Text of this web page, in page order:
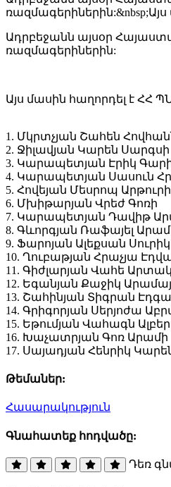
Ադրբեջանն այսօր
ռազմագերիներին:
Այս մասին հաղորդել է ՀՀ
1. Մկրտչյան Շահեն
2. Ջիլավյան Կարեն Սարգսի
3. Կարապետյան Էրիկ
4. Կարապետյան Սասուն
5. Հովեյան Մեսրոպ Արթուրի
6. Մխիթարյան Վրեժ Գոռի
7. Կարապետյան Դավիթ
8. Գևորգյան Ռաֆայել
9. Ֆարոյան Ալեքսան
10. Ղուբաթյան Հրաչյա
11. Գիժլարյան Վահե
12. Եգանյան Քաջիկ
13. Շահինյան Տիգրան
14. Գրիգորյան Սերյոժա
15. Եթումյան Վահագն
16. Խաչատրյան Գոռ Արամի
17. Սայադյան Հենրիկ
Թեմաներ:
Հասարակություն
Գնահատեք հոդվածը:
Դեռ